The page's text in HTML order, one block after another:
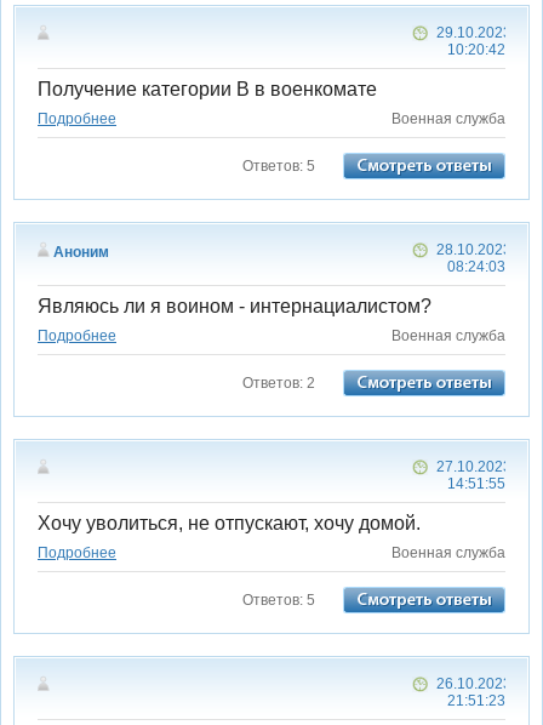
29.10.2023
10:20:42
Получение категории В в военкомате
Подробнее Военная служба
Ответов: 5
Аноним
28.10.2023
08:24:03
Являюсь ли я воином - интернациалистом?
Подробнее Военная служба
Ответов: 2
27.10.2023
14:51:55
Хочу уволиться, не отпускают, хочу домой.
Подробнее Военная служба
Ответов: 5
26.10.2023
21:51:23